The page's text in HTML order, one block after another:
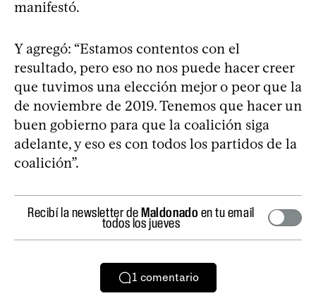
manifestó.
Y agregó: “Estamos contentos con el
resultado, pero eso no nos puede hacer creer
que tuvimos una elección mejor o peor que la
de noviembre de 2019. Tenemos que hacer un
buen gobierno para que la coalición siga
adelante, y eso es con todos los partidos de la
coalición”.
Recibí la newsletter deMaldonado en tu email
todos los jueves
1 comentario